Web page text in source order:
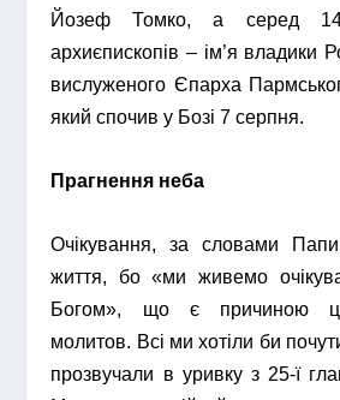
Йозеф Томко, а серед
архиєпископів – ім’я владики
вислуженого Єпарха
який спочив у Бозі 7 серпня.
Прагнення неба
Очікування, за словами
життя, бо «ми живемо
Богом», що є причиною
молитов. Всі ми хотіли би
прозвучали в уривку з 25-ї